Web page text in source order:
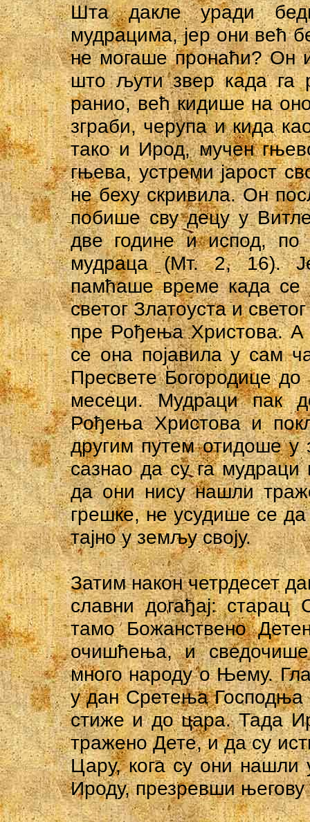
Шта дакле уради
мудрацима, јер они већ
не могаше пронаћи? Он
што љути звер када га
ранио, већ кидише на
зграби, черупа и кида
тако и Ирод, мучен
гњева, устреми јарост
не беху скривила. Он
побише сву децу у
две године и испод, по
мудраца (Мт. 2, 16).
памћаше време када се
светог Златоуста и
пре Рођења Христова.
се она појавила у сам
Пресвете Богородице
месеци. Мудраци пак
Рођења Христова и
другим путем отидоше у
сазнао да су га мудраци
да они нису нашли
грешке, не усудише се
тајно у земљу своју.
Затим након четрдесет
славни догађај:
тамо Божанствено
очишћења, и
много народу о Њему.
у дан Сретења Господња
стиже и до цара. Тада
тражено Дете, и да су
Цару, кога су они нашли
Ироду, презревши његову